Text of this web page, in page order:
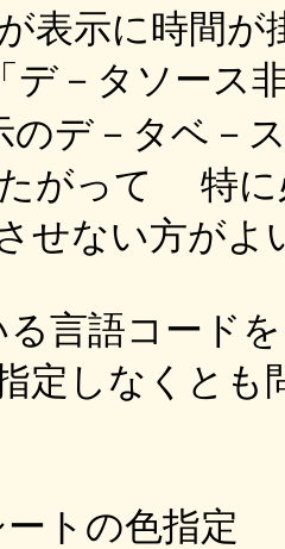
表示に時間
デ－タソース
のデ－タベ－
がって 特に
せない方がよ
言語コード
定しなくと
トの色指定